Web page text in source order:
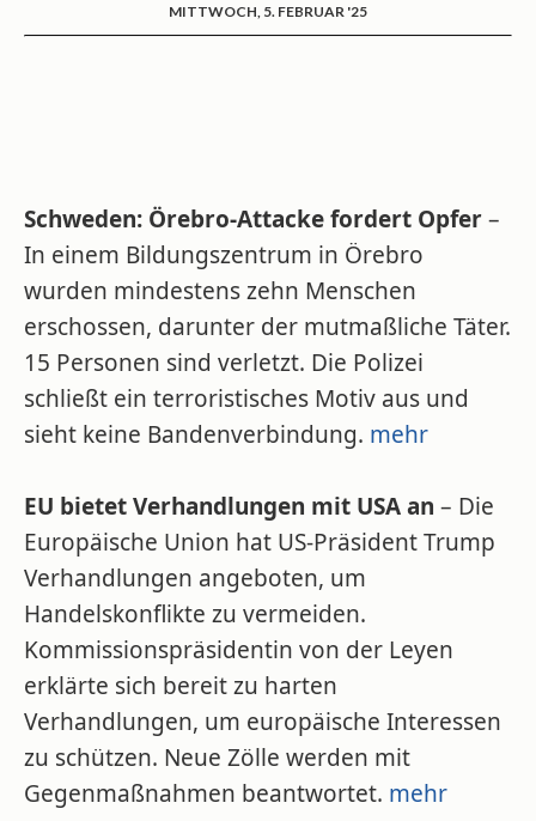
MITTWOCH, 5. FEBRUAR '25
Schweden: Örebro-Attacke fordert Opfer–
In einem Bildungszentrum in Örebro
wurden mindestens zehn Menschen
erschossen, darunter der mutmaßliche Täter.
15 Personen sind verletzt. Die Polizei
schließt ein terroristisches Motiv aus und
sieht keine Bandenverbindung. mehr
EU bietet Verhandlungen mit USA an – Die
Europäische Union hat US-Präsident Trump
Verhandlungen angeboten, um
Handelskonflikte zu vermeiden.
Kommissionspräsidentin von der Leyen
erklärte sich bereit zu harten
Verhandlungen, um europäische Interessen
zu schützen. Neue Zölle werden mit
Gegenmaßnahmen beantwortet. mehr